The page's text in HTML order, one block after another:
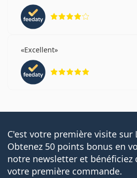
Excellent
C'est votre première visite sur
Obtenez 50 points bonus en
notre newsletter et bénéficiez
votre première commande.